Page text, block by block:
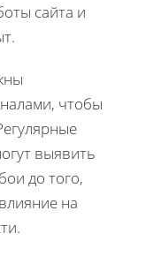
сайта и
чтобы
выявить
до того,
на